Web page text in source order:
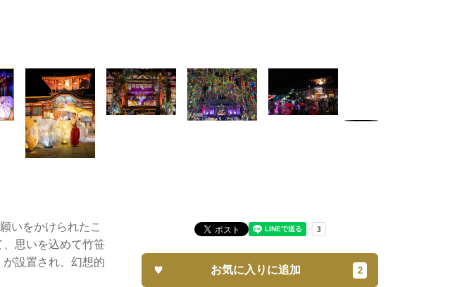
いをかけられたこ
思いを込めて竹笹
設置され、幻想的
お気に入りに追加